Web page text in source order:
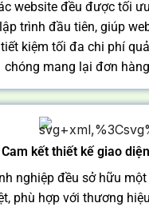
website đều được tối
trình đầu tiên, giúp
tiết kiệm tối đa chi phí
chóng mang lại đơn
Cam kết thiết kế giao
nghiệp đều sở hữu
phù hợp với thương